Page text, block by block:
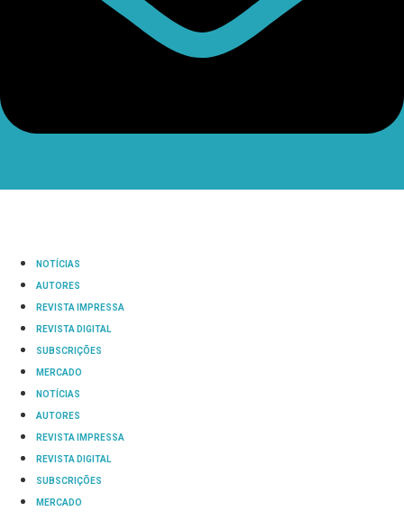
NOTÍCIAS
AUTORES
REVISTA IMPRESSA
REVISTA DIGITAL
SUBSCRIÇÕES
MERCADO
NOTÍCIAS
AUTORES
REVISTA IMPRESSA
REVISTA DIGITAL
SUBSCRIÇÕES
MERCADO